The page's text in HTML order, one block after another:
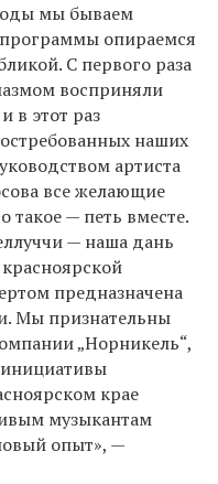
мы бываем
опираемся
С первого раза
восприняли
в этот раз
наших
артиста
все желающие
такое — петь вместе.
— наша дань
предназначена
Мы признательны
„Норникель“,
крае
музыкантам
опыт», —